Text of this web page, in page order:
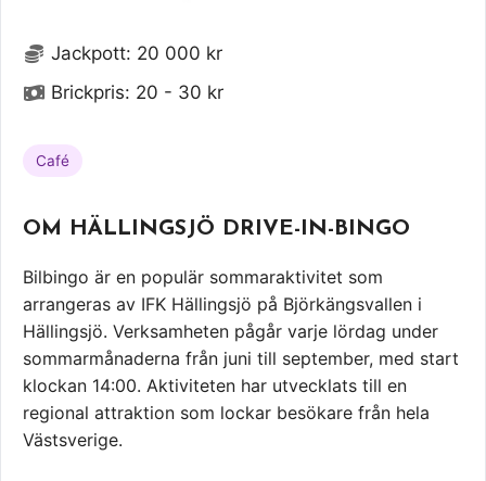
Jackpott: 20 000 kr
Brickpris: 20 - 30 kr
Café
OM HÄLLINGSJÖ DRIVE-IN-BINGO
Bilbingo är en populär sommaraktivitet som
arrangeras av IFK Hällingsjö på Björkängsvallen i
Hällingsjö. Verksamheten pågår varje lördag under
sommarmånaderna från juni till september, med start
klockan 14:00. Aktiviteten har utvecklats till en
regional attraktion som lockar besökare från hela
Västsverige.